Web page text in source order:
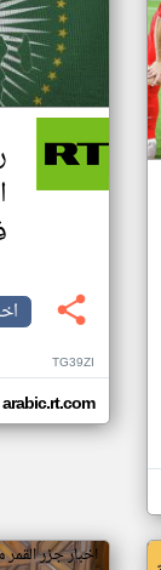
TG39ZI
arabic.rt.com
اخبار جزر